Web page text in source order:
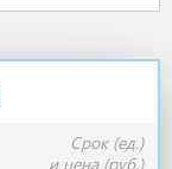
Срок (ед.)
и цена (руб.)